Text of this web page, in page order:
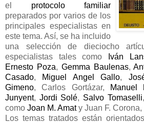
el protocolo familiar
preparados por varios de los
principales especialistas en
este tema. Así, se ha incluido
una selección de dieciocho
especialistas tales como
Iván
Ernesto Poza, Gemma Baulenas,
Casado, Miguel Angel Gallo,
Gimeno, Carlos Gortázar, Manuel
Junyent, Jordi Solé, Salvo Tomaselli
como Joan M. Amaty Juan F. Corona,
Los temas tratados están